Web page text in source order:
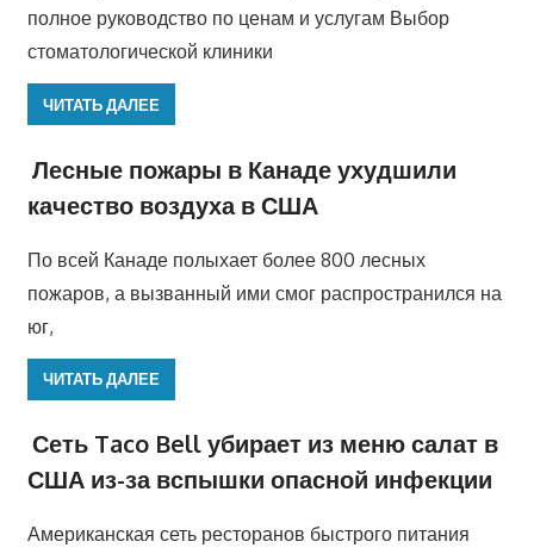
полное руководство по ценам и услугам Выбор
стоматологической клиники
ЧИТАТЬ ДАЛЕЕ
Лесные пожары в Канаде ухудшили
качество воздуха в США
По всей Канаде полыхает более 800 лесных
пожаров, а вызванный ими смог распространился на
юг,
ЧИТАТЬ ДАЛЕЕ
Сеть Taco Bell убирает из меню салат в
США из-за вспышки опасной инфекции
Американская сеть ресторанов быстрого питания